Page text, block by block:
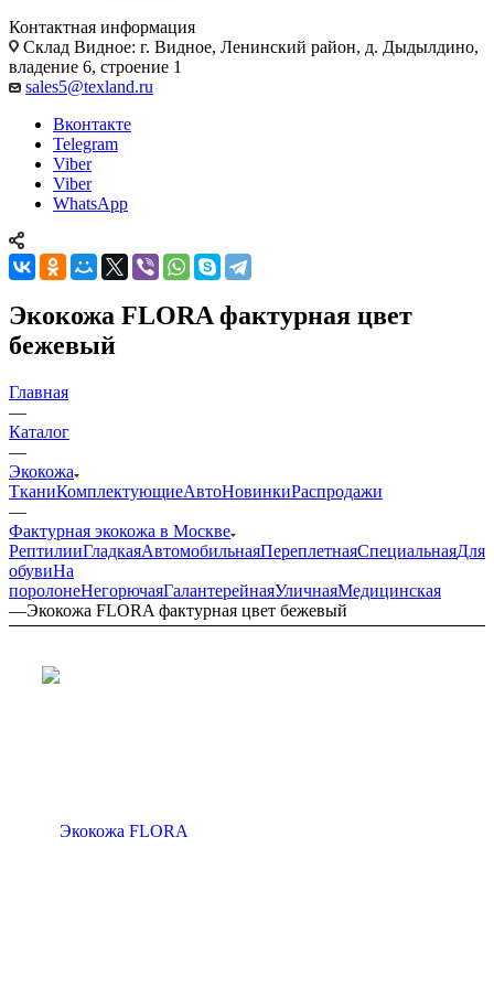
Контактная информация
Склад Видное: г. Видное, Ленинский район, д. Дыдылдино,
владение 6, строение 1
sales5@texland.ru
Вконтакте
Telegram
Viber
Viber
WhatsApp
Экокожа FLORA фактурная цвет
бежевый
Главная
—
Каталог
—
Экокожа
ТканиКомплектующиеАвтоНовинкиРаспродажи
—
Фактурная экокожа в Москве
РептилииГладкаяАвтомобильнаяПереплетнаяСпециальнаяДля
обувиНа
поролонеНегорючаяГалантерейнаяУличнаяМедицинская
—Экокожа FLORA фактурная цвет бежевый